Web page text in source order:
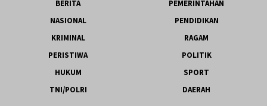
BERITA
PEMERINTAHAN
NASIONAL
PENDIDIKAN
KRIMINAL
RAGAM
PERISTIWA
POLITIK
HUKUM
SPORT
TNI/POLRI
DAERAH